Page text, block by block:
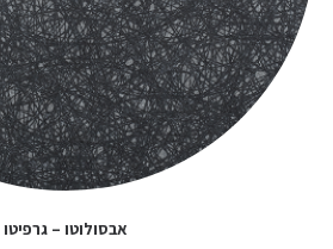
אבסולוטו – גרפיטו